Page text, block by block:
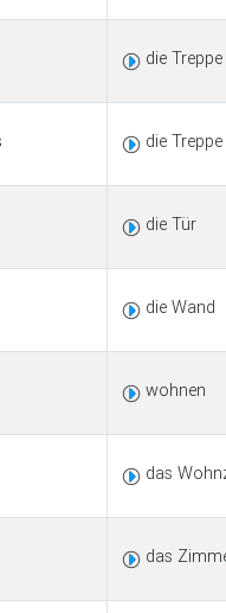
die Treppe
die
die Tür
die Wand
wohnen
das
das